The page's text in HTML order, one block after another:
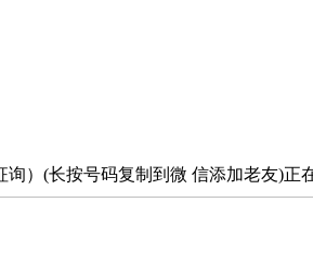
(长按号码复制到微 信添加老友)正